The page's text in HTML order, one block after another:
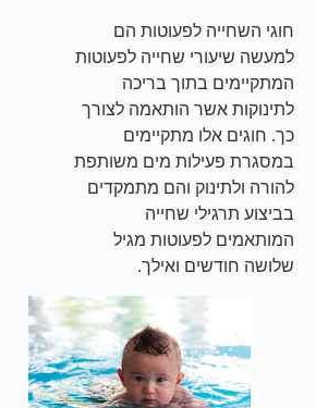
חוגי השחייה לפעוטות הם
למעשה שיעורי שחייה לפעוטות
המתקיימים בתוך בריכה
לתינוקות אשר הותאמה לצורך
כך. חוגים אלו מתקיימים
במסגרת פעילות מים משותפת
להורה ולתינוק והם מתמקדים
בביצוע תרגילי שחייה
המותאמים לפעוטות מגיל
שלושה חודשים ואילך.